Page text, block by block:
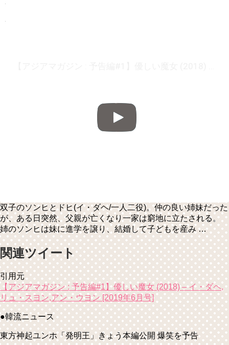
双子のソンヒとドヒ(イ・ダヘ/一人二役)。仲の良い姉妹だった
が、ある日突然、父親が亡くなり一家は窮地に立たされる。
姉のソンヒは妹に進学を譲り、結婚して子どもを産み …
関連ツイート
引用元
【アジアマガジン : 予告編#1】優しい魔女 (2018) – イ・ダヘ,
リュ・スヨン,アン・ウヨン [2019年6月号]
●韓流ニュース
東方神起ユンホ「発明王」きょう本編公開 爆笑を予告